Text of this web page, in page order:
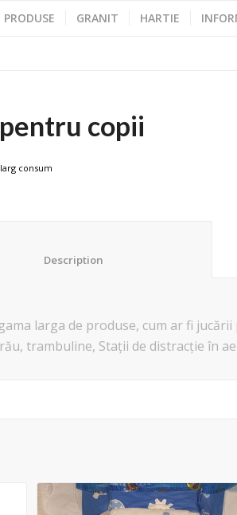
PRODUSE GRANIT HARTIE
copii
consum
larga de produse, cum ar fi
trambuline, Stații de distracție în